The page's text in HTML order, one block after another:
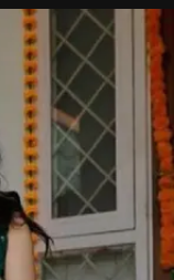
साडी
पारंपरिक
आणि आकर्षक दिसते.
मिळवू शकता.